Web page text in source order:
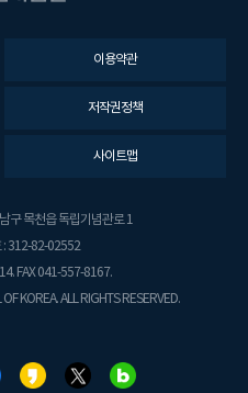
이용약관
저작권정책
사이트맵
구 목천읍 독립기념관로 1
: 312-82-02552
FAX 041-557-8167.
KOREA. ALL RIGHTS RESERVED.